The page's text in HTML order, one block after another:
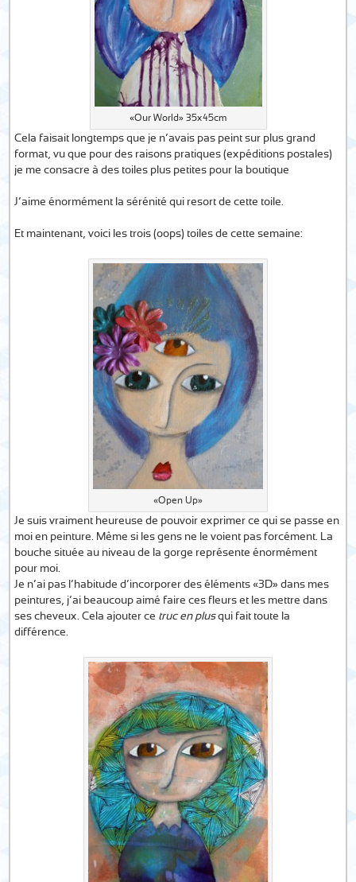
«Our World» 35x45cm
Cela faisait longtemps que je n’avais pas peint sur plus grand
format, vu que pour des raisons pratiques (expéditions postales)
je me consacre à des toiles plus petites pour la boutique…
J’aime énormément la sérénité qui resort de cette toile.
Et maintenant, voici les trois (oops) toiles de cette semaine:
«Open Up»
Je suis vraiment heureuse de pouvoir exprimer ce qui se passe en
moi en peinture. Même si les gens ne le voient pas forcément. La
bouche située au niveau de la gorge représente énormément
pour moi.
Je n’ai pas l’habitude d’incorporer des éléments «3D» dans mes
peintures, j’ai beaucoup aimé faire ces fleurs et les mettre dans
ses cheveux. Cela ajouter ce truc en plusqui fait toute la
différence.